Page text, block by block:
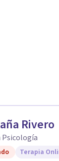
Rivero
Psicología
Terapia